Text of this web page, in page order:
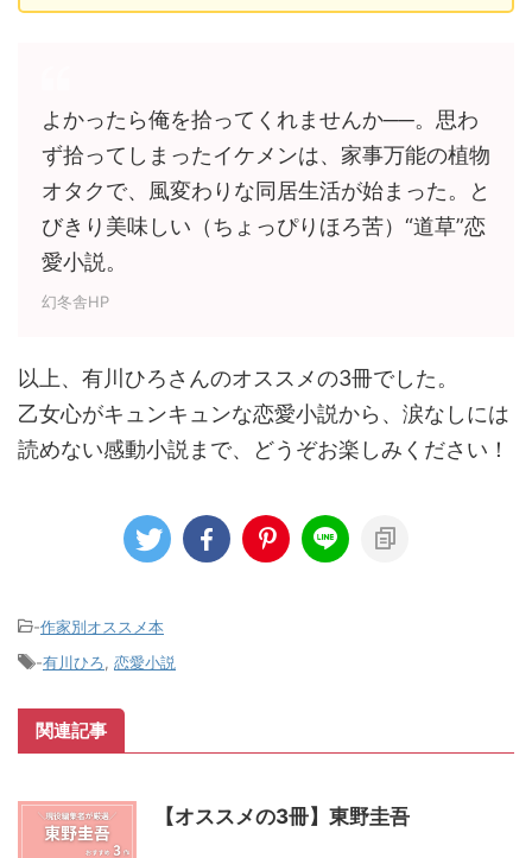
よかったら俺を拾ってくれませんか──。思わ
ず拾ってしまったイケメンは、家事万能の植物
オタクで、風変わりな同居生活が始まった。と
びきり美味しい（ちょっぴりほろ苦）“道草”恋
愛小説。
幻冬舎HP
以上、有川ひろさんのオススメの3冊でした。
乙女心がキュンキュンな恋愛小説から、涙なしには
読めない感動小説まで、どうぞお楽しみください！
-作家別オススメ本
-有川ひろ 恋愛小説
関連記事
【オススメの3冊】東野圭吾